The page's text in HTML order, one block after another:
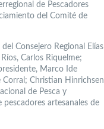
de Pescadores
del Comité de
Consejero Regional Elías
Carlos Riquelme;
Marco Ide
Corral; Christian Hinrichsen
de Pesca y
artesanales de